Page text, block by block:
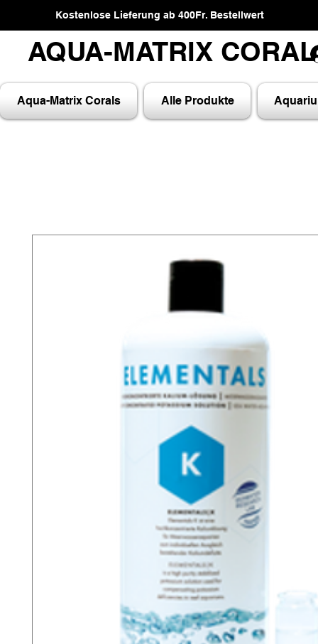
Kostenlose Lieferung ab 400Fr. Bestellwert
AQUA-MATRIX
AQUA-MATRIX
Aqua-Matrix Corals Alle Produkte